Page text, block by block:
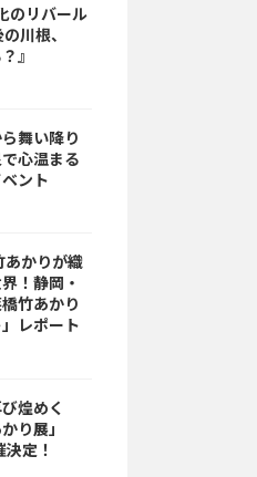
のリバール
川根、
』
舞い降り
心温まる
ント
かりが織
！静岡・
竹あかり
レポート
煌めく
り展」
定！